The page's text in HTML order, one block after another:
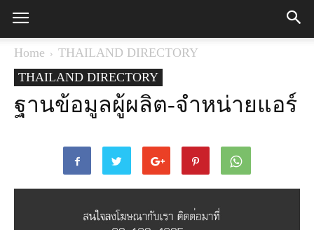
Home
THAILAND DIRECTORY
THAILAND DIRECTORY
ฐานข้อมูลผู้ผลิต-จำหน่ายแอร์